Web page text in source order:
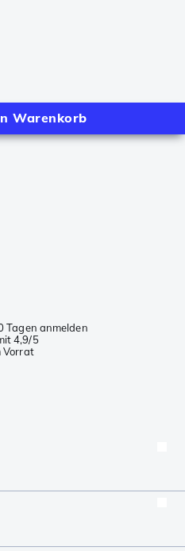
Warenkorb
Tagen anmelden
4,9/5
Vorrat